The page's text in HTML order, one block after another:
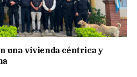
una vivienda céntrica y